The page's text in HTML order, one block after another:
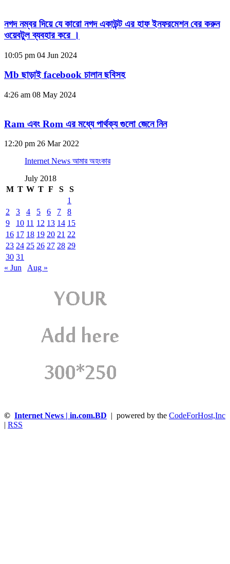
নগদ নম্বর দিয়ে যে কারো নগদ একাউন্ট এর হাফ ইনফরমেশন বের করুন
ওয়েবটুল ব্যবহার করে ।
10:05 pm 04 Jun 2024
Mb ছাড়াই facebook চালান ছবিসহ
4:26 am 08 May 2024
Ram এবং Rom এর মধ্যে পার্থক্য গুলো জেনে নিন
12:20 pm 26 Mar 2022
Internet News আমার অহংকার
July 2018
M T W T F S
S
1
2
3 4 5 6 7
8
9
10 11 12 13 14 15
16 17 18 19 20 21 22
23 24 25 26 27 28 29
30 31
« Jun
Aug »
© Internet News | in.com.BD | powered by the CodeForHost,Inc
RSS